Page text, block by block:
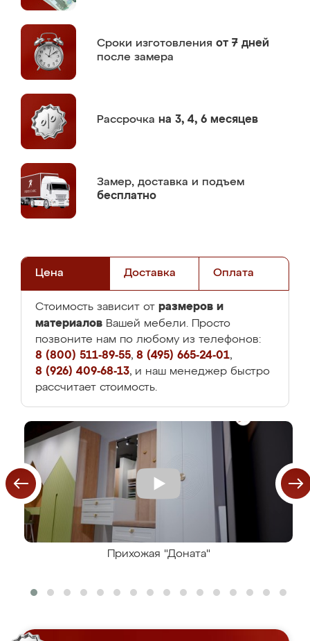
Сроки изготовления от 7 дней
после замера
Рассрочка на 3, 4, 6 месяцев
Замер, доставка и подъем
бесплатно
Цена Доставка Оплата
Стоимость зависит от размеров и
материалов Вашей мебели. Просто
позвоните нам по любому из телефонов:
8 (800) 511-89-55, 8 (495) 665-24-01,
8 (926) 409-68-13, и наш менеджер быстро
рассчитает стоимость.
Прихожая "Доната"